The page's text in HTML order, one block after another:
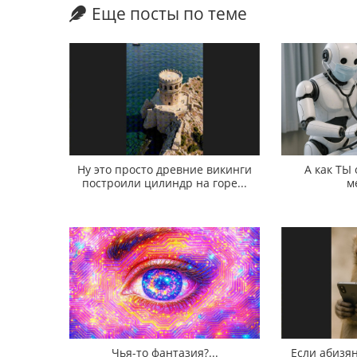
Еще посты по теме
Ну это просто древние викинги
построили цилиндр на горе...
А как ТЫ
Чья-то фантазия?... Если